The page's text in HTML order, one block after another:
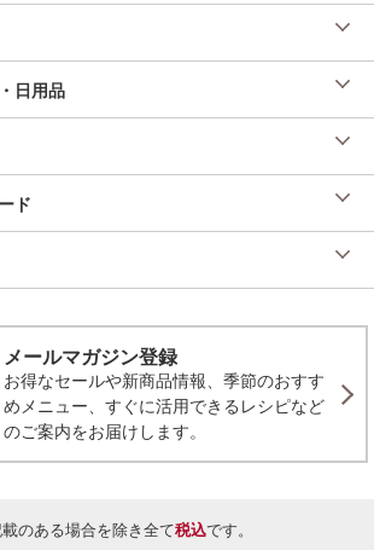
（３名分）
投稿日：2023/01/06 投稿者：SL Creations
和風ロール白菜
２０２１年 １２号）
投稿日：2021/10/25 投稿者：SL Creations
えびの茶碗蒸し
「ｉｄｅａ時短ごは
ん」 （美味安心
２０２１年 １２号）
投稿日：2021/10/25 投稿者：SL Creations
ん」 （美味安心
日用品
ド
メールマガジン登録
お得なセールや新商品情報、季節のおすす
めメニュー、すぐに活用できるレシピなど
のご案内をお届けします。
のある場合を除き全て税込です。